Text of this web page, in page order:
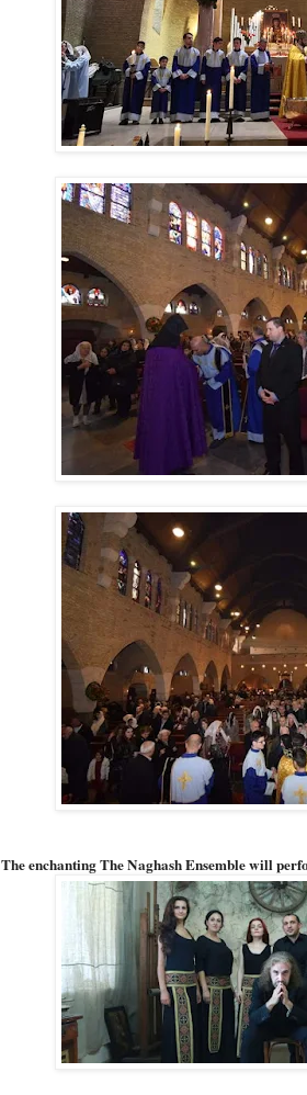
The enchanting The Naghash Ensemble will